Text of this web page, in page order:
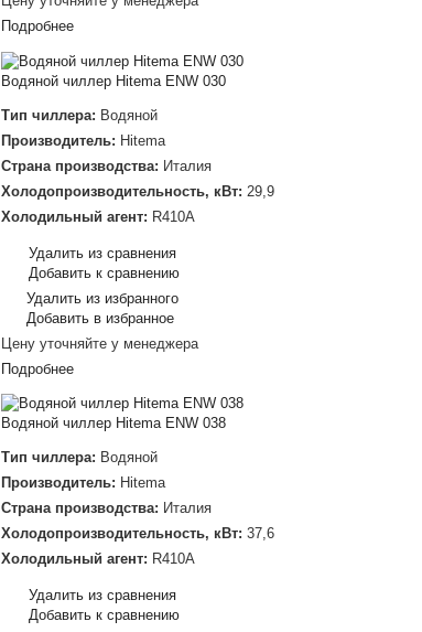
Подробнее
Водяной чиллер Hitema ENW 030
Тип чиллера: Водяной
Производитель: Hitema
Страна производства: Италия
Холодопроизводительность, кВт: 29,9
Холодильный агент: R410A
Удалить из сравнения
Добавить к сравнению
Удалить из избранного
Добавить в избранное
Цену уточняйте у менеджера
Подробнее
Водяной чиллер Hitema ENW 038
Тип чиллера: Водяной
Производитель: Hitema
Страна производства: Италия
Холодопроизводительность, кВт: 37,6
Холодильный агент: R410A
Удалить из сравнения
Добавить к сравнению